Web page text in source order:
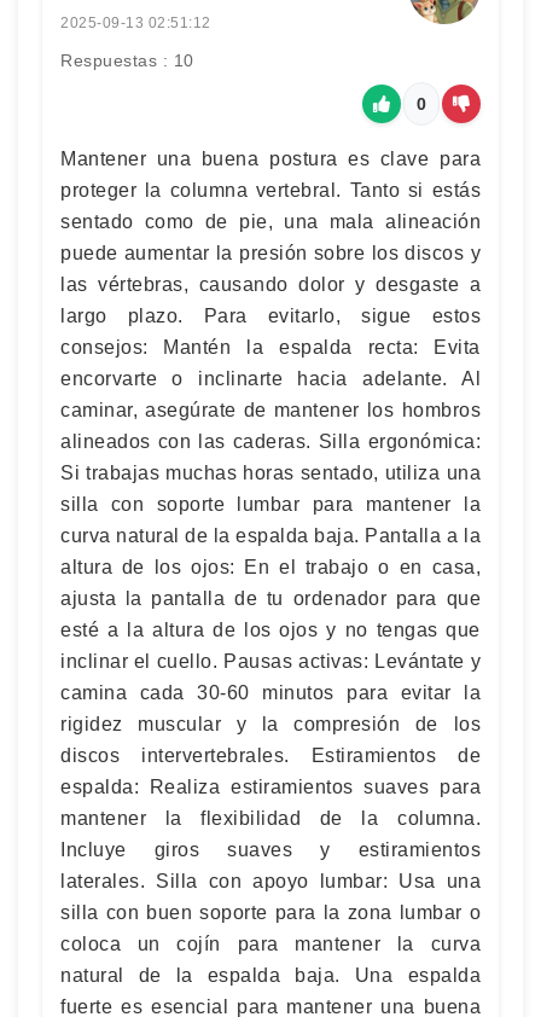
2025-09-13 02:51:12
Respuestas : 10
0
Mantener una buena postura es clave para
proteger la columna vertebral. Tanto si estás
sentado como de pie, una mala alineación
puede aumentar la presión sobre los discos y
las vértebras, causando dolor y desgaste a
largo plazo. Para evitarlo, sigue estos
consejos: Mantén la espalda recta: Evita
encorvarte o inclinarte hacia adelante. Al
caminar, asegúrate de mantener los hombros
alineados con las caderas. Silla ergonómica:
Si trabajas muchas horas sentado, utiliza una
silla con soporte lumbar para mantener la
curva natural de la espalda baja. Pantalla a la
altura de los ojos: En el trabajo o en casa,
ajusta la pantalla de tu ordenador para que
esté a la altura de los ojos y no tengas que
inclinar el cuello. Pausas activas: Levántate y
camina cada 30-60 minutos para evitar la
rigidez muscular y la compresión de los
discos intervertebrales. Estiramientos de
espalda: Realiza estiramientos suaves para
mantener la flexibilidad de la columna.
Incluye giros suaves y estiramientos
laterales. Silla con apoyo lumbar: Usa una
silla con buen soporte para la zona lumbar o
coloca un cojín para mantener la curva
natural de la espalda baja. Una espalda
fuerte es esencial para mantener una buena